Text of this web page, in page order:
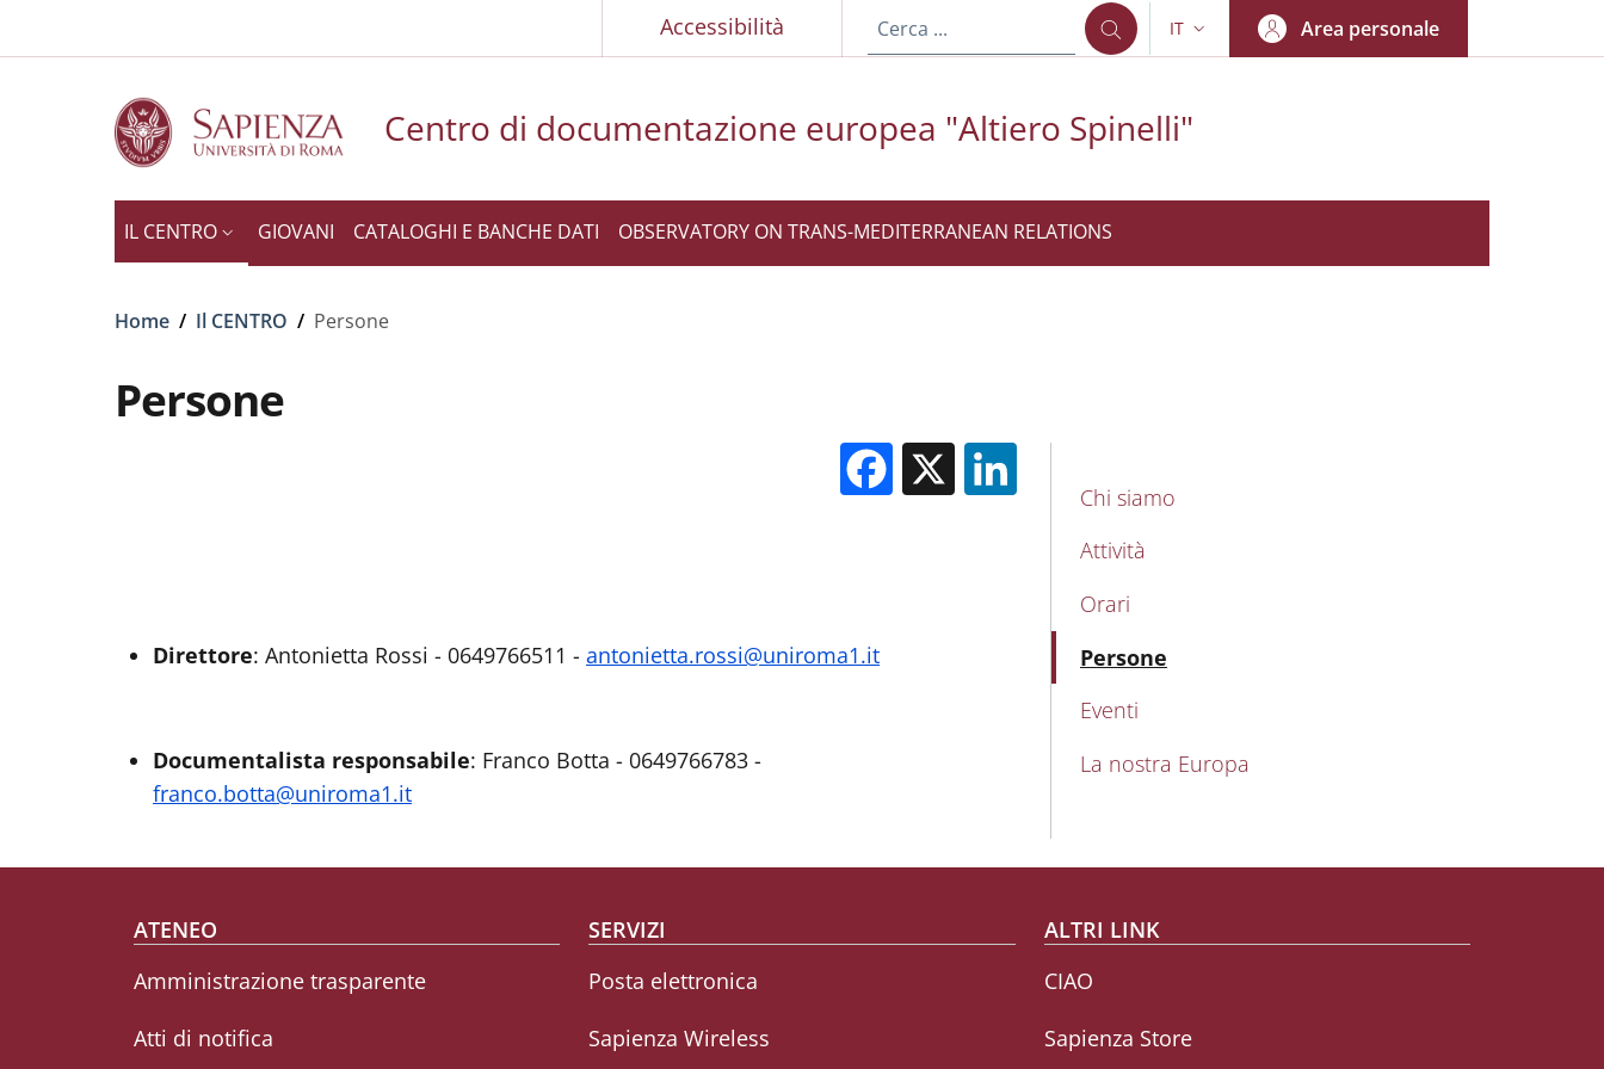
Accessibilità SELETTORE LINGUA: CURRENT LANGUAGE
IT Area personale
Centro di documentazione europea "Altiero Spinelli"
IL CENTRO GIOVANI CATALOGHI E BANCHE DATI OBSERVATORY ON TRANS-MEDITERRANEAN RELATIONS
Briciole di pane
Home / Il CENTRO / Persone
Persone
Facebook
X
Direttore: Antonietta Rossi - 0649766511 - antonietta.rossi@uniroma1.it
Documentalista responsabile: Franco Botta - 0649766783 -
franco.botta@uniroma1.it
MAIN NAVIGATION
Chi siamo
Attività
Orari
Persone
Eventi
La nostra Europa
Footer menu
ATENEO
Amministrazione trasparente
Atti di notifica
SERVIZI
Posta elettronica
Sapienza Wireless
ALTRI LINK
CIAO
Sapienza Store